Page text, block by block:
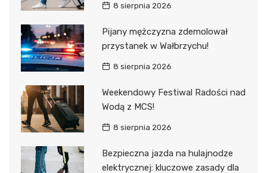
8 sierpnia 2026
Pijany mężczyzna zdemolował
przystanek w Wałbrzychu!
8 sierpnia 2026
Weekendowy Festiwal Radości nad
Wodą z MCS!
8 sierpnia 2026
Bezpieczna jazda na hulajnodze
elektrycznej: kluczowe zasady dla